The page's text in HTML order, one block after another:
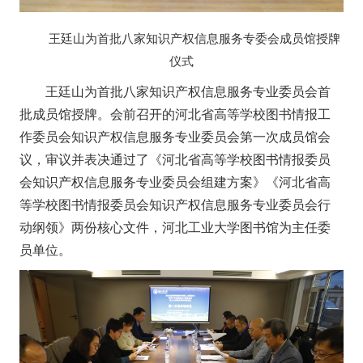
王廷山为首批八家知识产权信息服务专委会成员馆授牌
仪式
王廷山为首批八家知识产权信息服务专业委员会首
批成员馆授牌。会前召开的河北省高等学校图书情报工
作委员会知识产权信息服务专业委员会第一次成员馆会
议，审议并表决通过了《河北省高等学校图书情报委员
会知识产权信息服务专业委员会组建方案》《河北省高
等学校图书情报委员会知识产权信息服务专业委员会行
动纲领》两份核心文件，河北工业大学图书馆为主任委
员单位。